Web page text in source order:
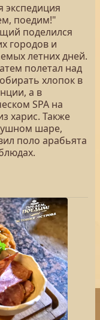
экспедиция
поедим!"
поделился
городов и
летних дней.
полетал над
хлопок в
а в
SPA на
харис. Также
шаре,
поло арабьята